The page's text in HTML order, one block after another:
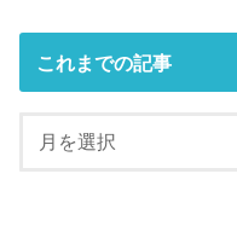
これまでの記事